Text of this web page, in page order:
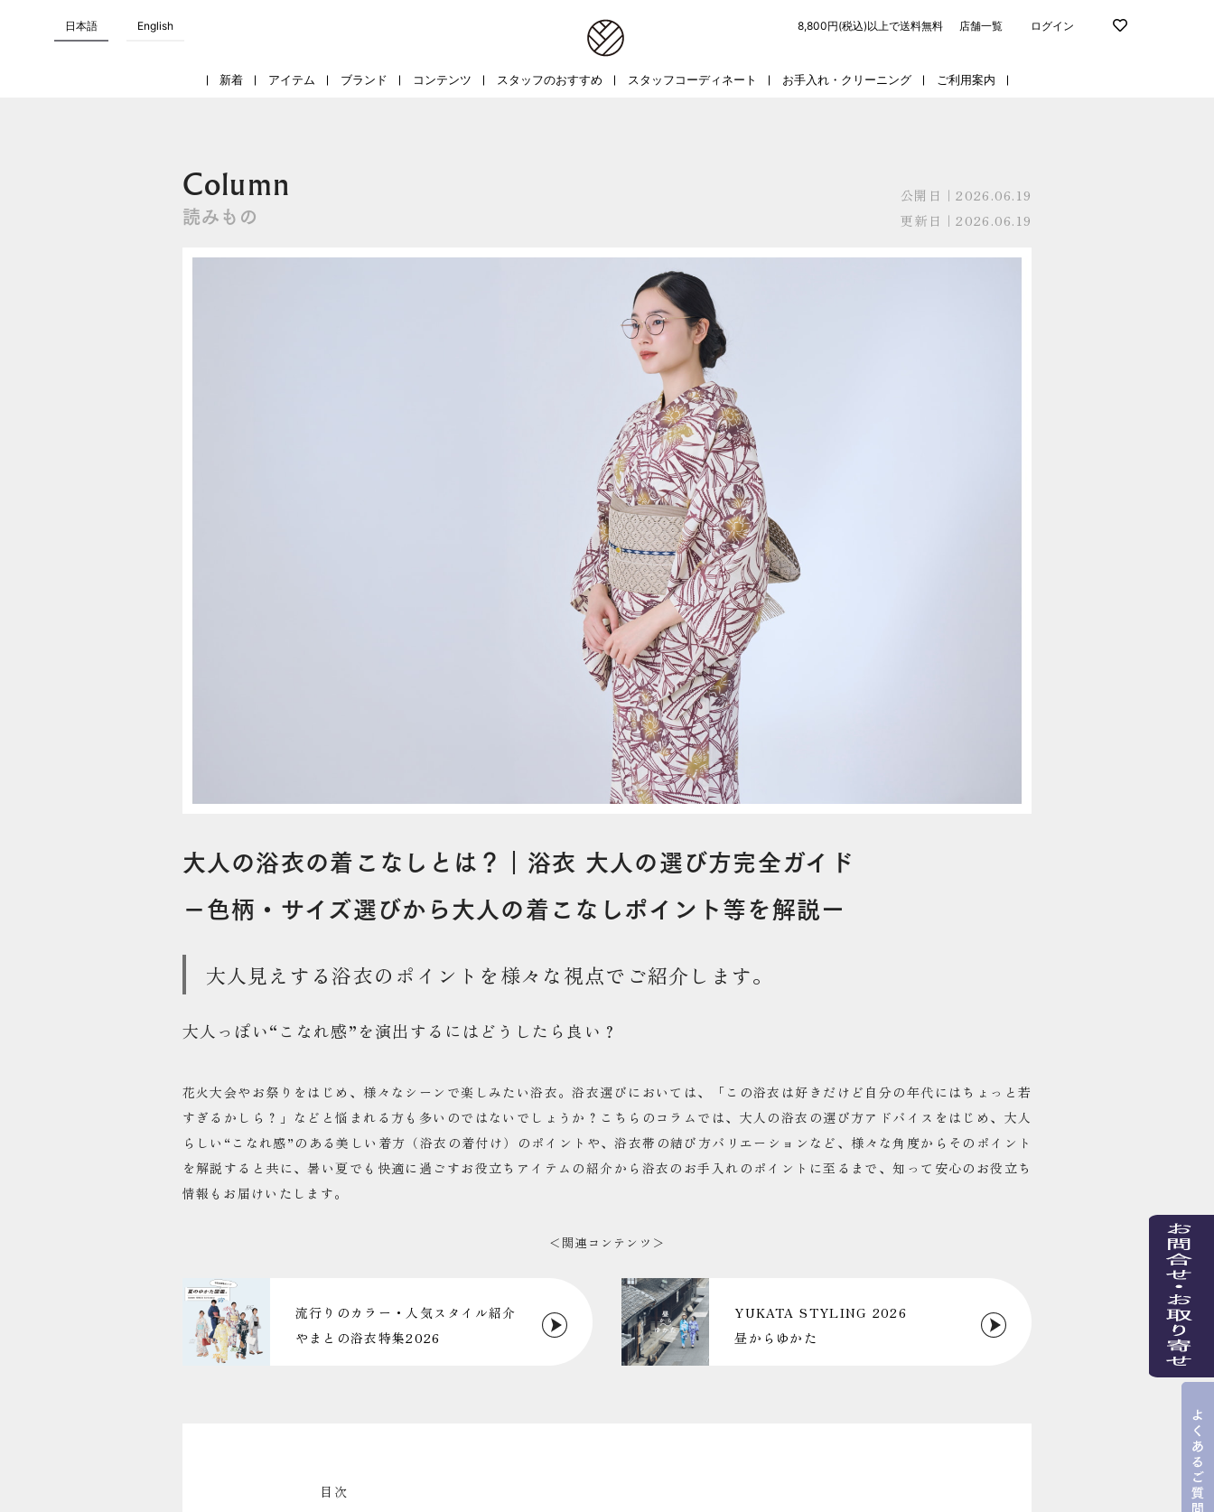
日本語 English ログイン
8,800円(税込)以上で送料無料 店舗一覧
新着 アイテム ブランド コンテンツ スタッフのおすすめ スタッフコーディネート お手入れ・クリーニング ご利用案内
Column
読みもの
公開日｜2026.06.19
更新日｜2026.06.19
大人の浴衣の着こなしとは？｜浴衣 大人の選び方完全ガイド
−色柄・サイズ選びから大人の着こなしポイント等を解説ー
大人見えする浴衣のポイントを様々な視点でご紹介します。
大人っぽい“こなれ感”を演出するにはどうしたら良い？
花火大会やお祭りをはじめ、様々なシーンで楽しみたい浴衣。浴衣選びにおいては、「この浴衣は好きだけど自分の年代にはちょっと若
すぎるかしら？」などと悩まれる方も多いのではないでしょうか？こちらのコラムでは、大人の浴衣の選び方アドバイスをはじめ、大人
らしい“こなれ感”のある美しい着方（浴衣の着付け）のポイントや、浴衣帯の結び方バリエーションなど、様々な角度からそのポイント
を解説すると共に、暑い夏でも快適に過ごすお役立ちアイテムの紹介から浴衣のお手入れのポイントに至るまで、知って安心のお役立ち
情報もお届けいたします。
＜関連コンテンツ＞
流行りのカラー・ 人気スタイル紹介
やまとの浴衣特集2026
YUKATA STYLING 2026
昼からゆかた
目次